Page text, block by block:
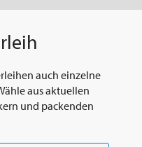
auch einzelne
aus aktuellen
und packenden